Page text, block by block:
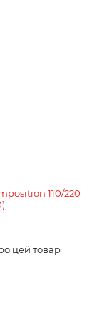
110/220
цей товар